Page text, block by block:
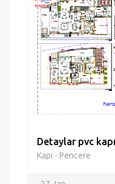
Detaylar pvc
Kapı - Pencere